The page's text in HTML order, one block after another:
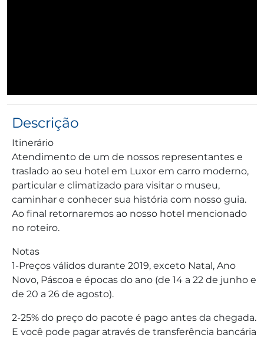
Descrição
Itinerário
Atendimento de um de nossos representantes e
traslado ao seu hotel em Luxor em carro moderno,
particular e climatizado para visitar o museu,
caminhar e conhecer sua história com nosso guia.
Ao final retornaremos ao nosso hotel mencionado
no roteiro.
Notas
1-Preços válidos durante 2019, exceto Natal, Ano
Novo, Páscoa e épocas do ano (de 14 a 22 de junho e
de 20 a 26 de agosto).
2-25% do preço do pacote é pago antes da chegada.
E você pode pagar através de transferência bancária